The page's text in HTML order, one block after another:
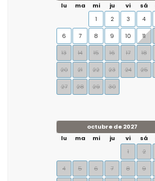
lu
ma mi ju vi sá
1
2 3 4
6 7 8 9 10 11
13 14 15 16 17 18
20 21 22 23 24 25
27 28 29 30
octubre de 2027
lu
ma mi ju vi sá
1
2
4 5 6 7 8 9